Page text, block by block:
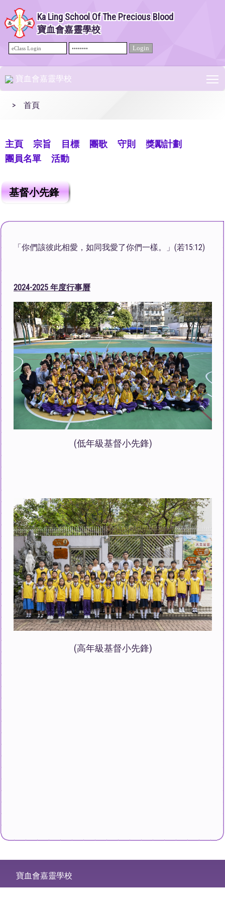
Ka Ling School Of The Precious Blood
寶血會嘉靈學校
寶血會嘉靈學校
> 首頁
主頁 宗旨 目標 團歌 守則
獎勵計劃
團員名單
活動
基督小先鋒
「你們該彼此相愛，如同我愛了你們一樣。」(若15:12)
2024-2025 年度行事曆
(低年級基督小先鋒)
(高年級基督小先鋒)
寶血會嘉靈學校